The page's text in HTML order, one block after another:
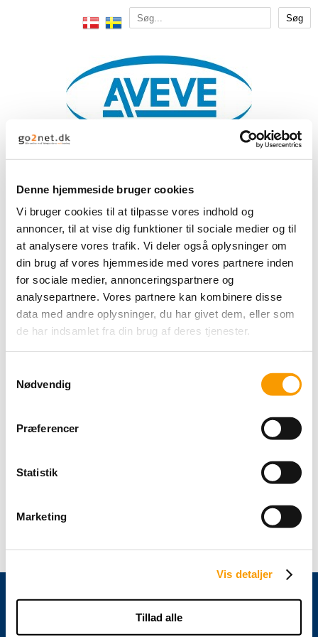
Denne hjemmeside bruger cookies
Vi bruger cookies til at tilpasse vores indhold og
annoncer, til at vise dig funktioner til sociale medier og til
at analysere vores trafik. Vi deler også oplysninger om
din brug af vores hjemmeside med vores partnere inden
for sociale medier, annonceringspartnere og
analysepartnere. Vores partnere kan kombinere disse
data med andre oplysninger, du har givet dem, eller som
de har indsamlet fra din brug af deres tjenester.
Nødvendig
Præferencer
Statistik
Marketing
Vis detaljer
Tillad alle
KATALOGER FRA AVEVE
Om Aveve
I mere end 110 år har AVEVE arbejdet for at levere hestefoder af absolut højeste kvalitet.